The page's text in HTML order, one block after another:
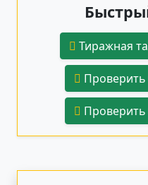
Тиражная